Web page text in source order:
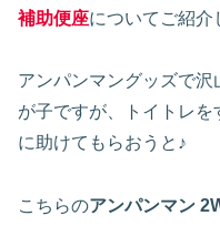
補助便座についてご紹介
アンパンマングッズで
が子ですが、トイトレ
に助けてもらおうと♪
こちらのアンパンマン